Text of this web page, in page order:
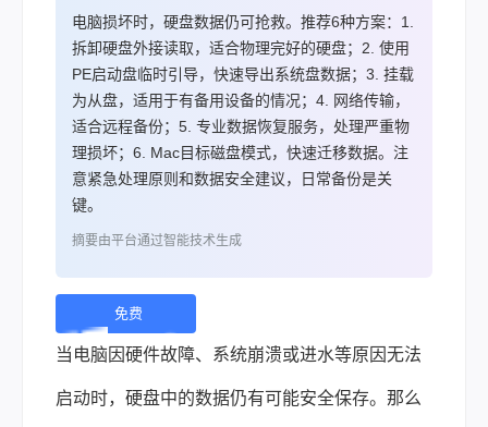
电脑损坏时，硬盘数据仍可抢救。推荐6种方案：1.
拆卸硬盘外接读取，适合物理完好的硬盘；2. 使用
PE启动盘临时引导，快速导出系统盘数据；3. 挂载
为从盘，适用于有备用设备的情况；4. 网络传输，
适合远程备份；5. 专业数据恢复服务，处理严重物
理损坏；6. Mac目标磁盘模式，快速迁移数据。注
意紧急处理原则和数据安全建议，日常备份是关
键。
摘要由平台通过智能技术生成
免费
下
载 |
当电脑因硬件故障、系统崩溃或进水等原因无法
启动时，硬盘中的数据仍有可能安全保存。那么